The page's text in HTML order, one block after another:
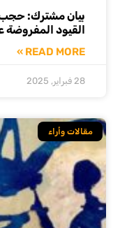
القيود
READ MORE »
28 فبراير, 2025
مقالات وأراء